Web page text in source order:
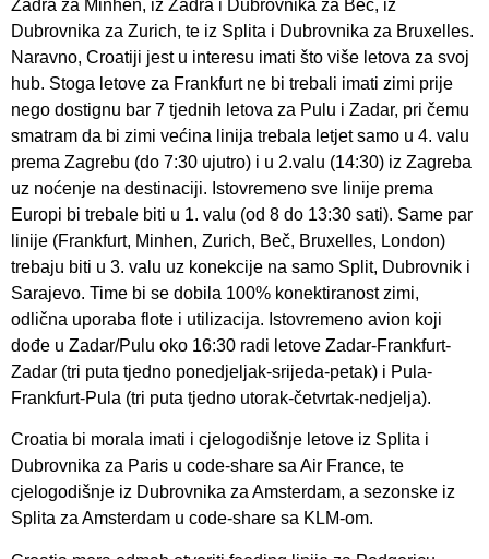
Zadra za Minhen, iz Zadra i Dubrovnika za Beč, iz
Dubrovnika za Zurich, te iz Splita i Dubrovnika za Bruxelles.
Naravno, Croatiji jest u interesu imati što više letova za svoj
hub. Stoga letove za Frankfurt ne bi trebali imati zimi prije
nego dostignu bar 7 tjednih letova za Pulu i Zadar, pri čemu
smatram da bi zimi većina linija trebala letjet samo u 4. valu
prema Zagrebu (do 7:30 ujutro) i u 2.valu (14:30) iz Zagreba
uz noćenje na destinaciji. Istovremeno sve linije prema
Europi bi trebale biti u 1. valu (od 8 do 13:30 sati). Same par
linije (Frankfurt, Minhen, Zurich, Beč, Bruxelles, London)
trebaju biti u 3. valu uz konekcije na samo Split, Dubrovnik i
Sarajevo. Time bi se dobila 100% konektiranost zimi,
odlična uporaba flote i utilizacija. Istovremeno avion koji
dođe u Zadar/Pulu oko 16:30 radi letove Zadar-Frankfurt-
Zadar (tri puta tjedno ponedjeljak-srijeda-petak) i Pula-
Frankfurt-Pula (tri puta tjedno utorak-četvrtak-nedjelja).
Croatia bi morala imati i cjelogodišnje letove iz Splita i
Dubrovnika za Paris u code-share sa Air France, te
cjelogodišnje iz Dubrovnika za Amsterdam, a sezonske iz
Splita za Amsterdam u code-share sa KLM-om.